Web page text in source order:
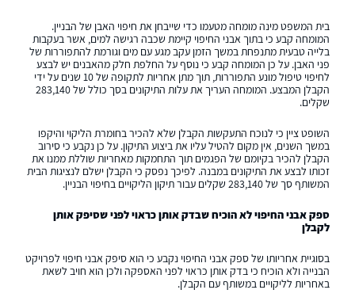
בית המשפט מינה מומחה מטעמו כדי שייבחן את חיפוי האבן של הבניין.
המומחה קבע כי בתוך אבני החיפוי קיימת שכבה רגישה למים, אשר בעקבות
בלייה טבעית מתנפחת במשך הזמן עקב מגע עם מים וגורמת להתפוררות של
פני האבן. על כן המומחה קבע כי נוסף על החלפת חלק מהאבנים יש לבצע
לחיפוי טיפול מונע התפוררות, תוך מתן אחריות לתקופה של 10 שנים על ידי
הקבלן המבצע. המומחה העריך את עלות התיקונים בסך כולל של 283,140
שקלים.
השופט ציין כי לנוכח התעקשות הקבלן שלא להכיר בחומרת הליקוי והיקפו
במשך השנים, אין מקום להטיל עליו את ביצוע התיקון. על כן נקבע כי סירוב
הקבלן להכיר בקיומם של הפגמים תוך התחמקות מאחריות שוללת ממנו את
זכותו לבצע את התיקונים במבנה. לפיכך נפסק כי הקבלן ישלם לנציגות הבית
המשותף סך של 283,140 שקלים עבור תיקון הליקויים בחיפוי הבניין.
ספק אבני החיפוי לא הוכיח שבדק אותן כראוי לפני שסיפק אותן
לקבלן
בסוגיית אחריותו של ספק אבני החיפוי נקבע כי הוא סיפק אבני חיפוי לפרויקט
הבנייה ולא הוכיח כי בדק אותן כראוי לפני האספקה ולכן הוא חויב לשאת
באחריות לליקויים במשותף עם הקבלן.